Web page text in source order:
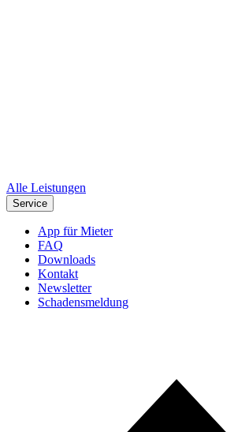
Alle Leistungen
Service
App für Mieter
FAQ
Downloads
Kontakt
Newsletter
Schadensmeldung